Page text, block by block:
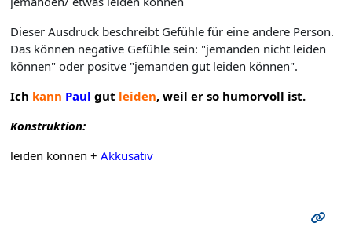
Dieser Ausdruck beschreibt Gefühle für eine andere Person.
Das können negative Gefühle sein: "jemanden nicht leiden
können" oder positve "jemanden gut leiden können".
Ich kann Paul gut leiden, weil er so humorvoll ist.
Konstruktion:
leiden können + Akkusativ